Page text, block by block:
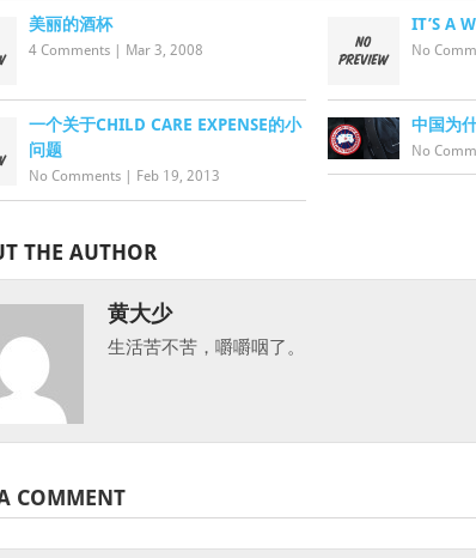
美丽的酒杯
4 Comments Mar 3, 2008
IT’S A
No
一个关于CHILD CARE EXPENSE的小
问题
No Comments Feb 19, 2013
中国为
No
THE AUTHOR
黄大少
生活苦不苦，嚼嚼咽了。
COMMENT